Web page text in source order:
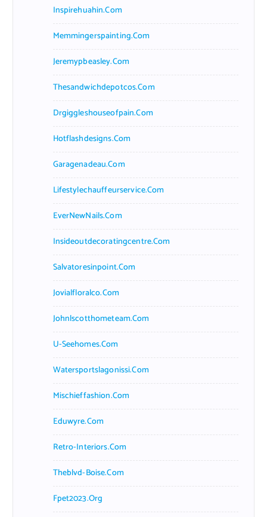
Inspirehuahin.com
Memmingerspainting.com
Jeremypbeasley.com
Thesandwichdepotcos.com
Drgiggleshouseofpain.com
Hotflashdesigns.com
Garagenadeau.com
Lifestylechauffeurservice.com
EverNewNails.com
Insideoutdecoratingcentre.com
Salvatoresinpoint.com
Jovialfloralco.com
Johnlscotthometeam.com
U-Seehomes.com
Watersportslagonissi.com
Mischieffashion.com
Eduwyre.com
Retro-Interiors.com
Theblvd-Boise.com
Fpet2023.org